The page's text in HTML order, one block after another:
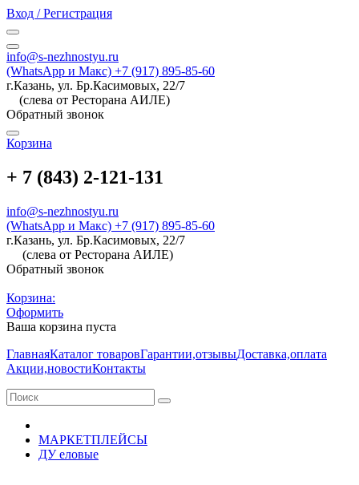
Вход / Регистрация
info@s-nezhnostyu.ru
(WhatsApp и Макс) +7 (917) 895-85-60
г.Казань, ул. Бр.Касимовых, 22/7
(слева от Ресторана АИЛЕ)
Обратный звонок
Корзина
+ 7 (843) 2-121-131
info@s-nezhnostyu.ru
(WhatsApp и Макс) +7 (917) 895-85-60
г.Казань, ул. Бр.Касимовых, 22/7
(слева от Ресторана АИЛЕ)
Обратный звонок
Корзина:
Оформить
Ваша корзина пуста
ГлавнаяКаталог товаровГарантии,отзывыДоставка,оплата
Акции,новостиКонтакты
МАРКЕТПЛЕЙСЫ
ДУ еловые